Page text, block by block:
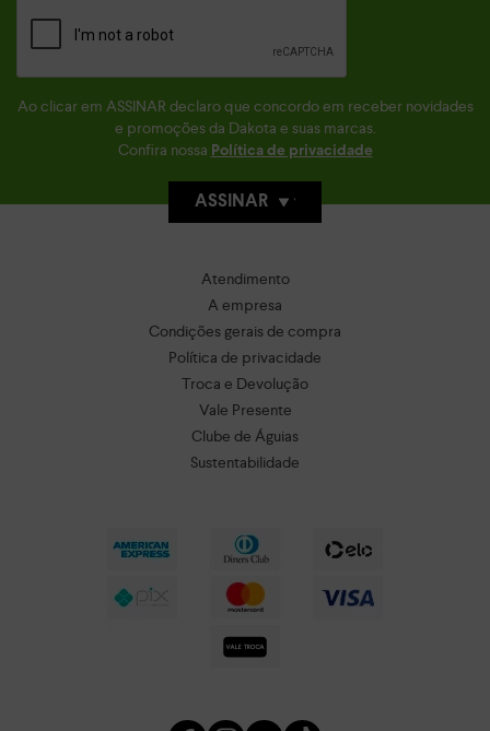
Ao clicar em ASSINAR declaro que concordo em receber novidades
e promoções da Dakota e suas marcas.
Confira nossa Política de privacidade
ASSINAR
Atendimento
A empresa
Condições gerais de compra
Política de privacidade
Troca e Devolução
Vale Presente
Clube de Águias
Sustentabilidade